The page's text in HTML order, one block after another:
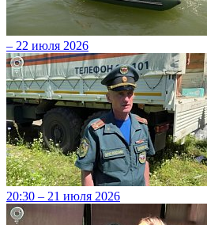
– 22 июля 2026
20:30 – 21 июля 2026